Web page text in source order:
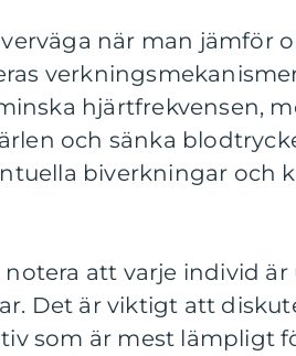
när man jämför
hjärtfrekvensen,
och sänka
biverkningar och
att varje individ är
Det är viktigt att
som är mest lämpligt